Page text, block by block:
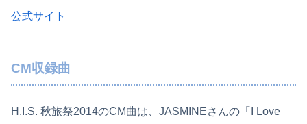
公式サイト
CM収録曲
H.I.S. 秋旅祭2014のCM曲は、JASMINEさんの「I Love